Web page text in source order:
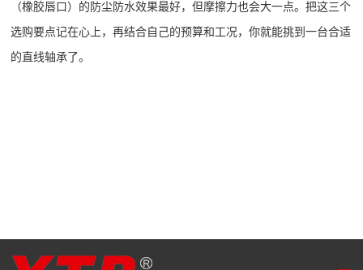
（橡胶唇口）的防尘防水效果最好，但摩擦力也会大一点。把这三个
选购要点记在心上，再结合自己的预算和工况，你就能挑到一台合适
的直线轴承了。